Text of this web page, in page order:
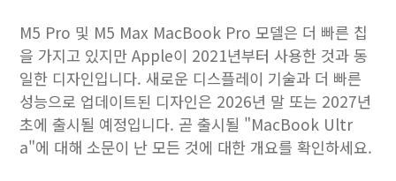
M5 Pro 및 M5 Max ‌MacBook Pro‌ 모델은 더 빠른 칩
을 가지고 있지만 Apple이 2021년부터 사용한 것과 동
일한 디자인입니다. 새로운 디스플레이 기술과 더 빠른
성능으로 업데이트된 디자인은 2026년 말 또는 2027년
초에 출시될 예정입니다. 곧 출시될 "MacBook Ultr
a"에 대해 소문이 난 모든 것에 대한 개요를 확인하세요.